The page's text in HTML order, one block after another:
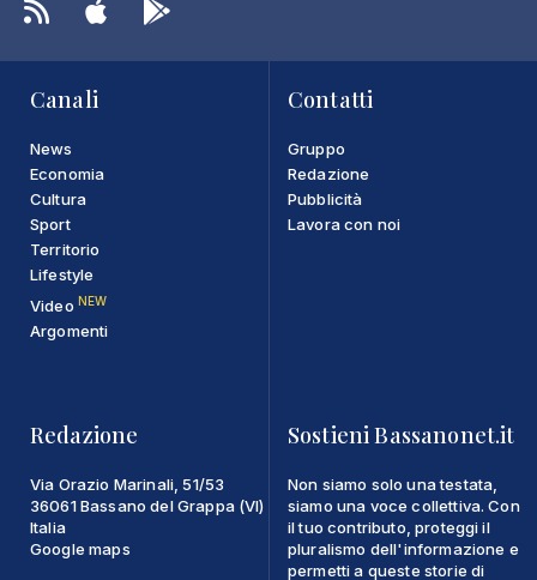
Canali
News
Economia
Cultura
Sport
Territorio
Lifestyle
Video NEW
Argomenti
Contatti
Gruppo
Redazione
Pubblicità
Lavora con noi
Redazione
Via Orazio Marinali, 51/53
36061 Bassano del Grappa (VI)
Italia
Google maps
Sostieni Bassanonet.it
Non siamo solo una testata,
siamo una voce collettiva. Con
il tuo contributo, proteggi il
pluralismo dell'informazione e
permetti a queste storie di